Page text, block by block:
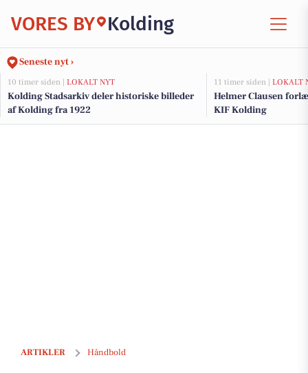
VORES BY Kolding
Seneste nyt ›
10 timer siden | LOKALT NYT
Kolding Stadsarkiv deler historiske billeder
af Kolding fra 1922
11 timer siden | LOKALT
Helmer Clausen
KIF Kolding
ARTIKLER Håndbold
KIF Kolding Håndbold slutter puljen med nederlag til Team NØS og